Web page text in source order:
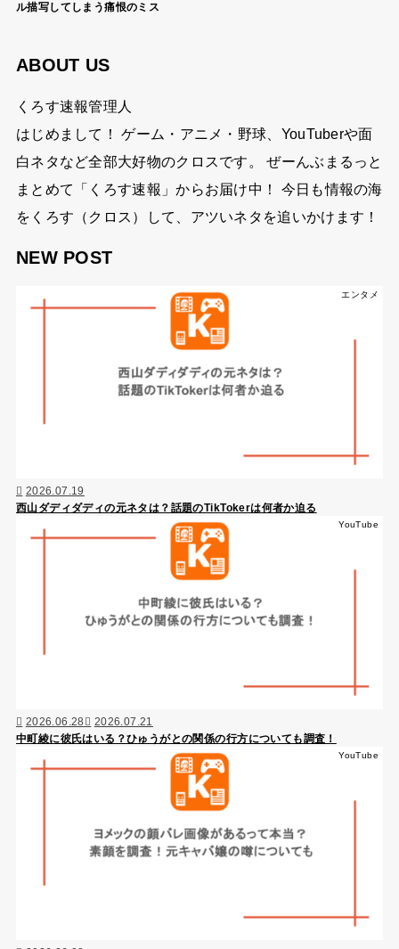
ル描写してしまう痛恨のミス
ABOUT US
くろす速報管理人
はじめまして！ ゲーム・アニメ・野球、YouTuberや面
白ネタなど全部大好物のクロスです。 ぜーんぶまるっと
まとめて「くろす速報」からお届け中！ 今日も情報の海
をくろす（クロス）して、アツいネタを追いかけます！
NEW POST
エンタメ
2026.07.19
西山ダディダディの元ネタは？話題のTikTokerは何者か迫る
YouTube
2026.06.28 2026.07.21
中町綾に彼氏はいる？ひゅうがとの関係の行方についても調査！
YouTube